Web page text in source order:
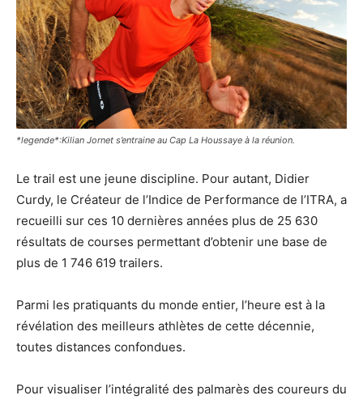
*legende*:Kilian Jornet s’entraine au Cap La Houssaye à la réunion.
Le trail est une jeune discipline. Pour autant, Didier
Curdy, le Créateur de l’Indice de Performance de l’ITRA, a
recueilli sur ces 10 dernières années plus de 25 630
résultats de courses permettant d’obtenir une base de
plus de 1 746 619 trailers.
Parmi les pratiquants du monde entier, l’heure est à la
révélation des meilleurs athlètes de cette décennie,
toutes distances confondues.
Pour visualiser l’intégralité des palmarès des coureurs du